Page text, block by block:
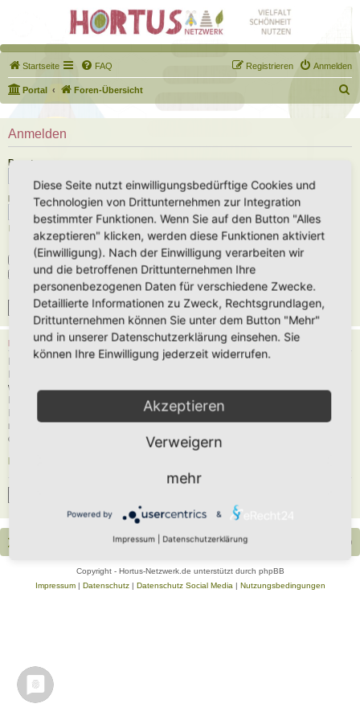
Startseite FAQ Anmelden
Registrieren
Portal Foren-Übersicht
u
h
Anmelden
Benutzername:
Passwort:
Ich habe mein Passwort vergessen
Angemeldet bleiben
Meinen Online-Status während dieser Sitzung verbergen
REGISTRIEREN
Du musst in diesem Forum registriert sein, um dich anmelden zu können. Die
weitere Funktionen zuzugreifen. Die Board-Administration kann registrierten
Benutzern auch zusätzliche Berechtigungen zuweisen. Beachte bitte unsere
Nutzungsbedingungen und die verwandten Regelungen, bevor du dich
registrierst. Bitte beachte auch die jeweiligen Forenregeln, wenn du dich in
diesem Board bewegst.
Foren-Übersicht Alle Zeiten sind UTC+02:00
Copyright - Hortus-Netzwerk.de unterstützt durch phpBB
Impressum| Datenschutz| Datenschutz Social Media Nutzungsbedingungen
Diese Seite nutzt einwilligungsbedürftige Cookies und
Technologien von Drittunternehmen zur Integration
bestimmter Funktionen. Wenn Sie auf den Button "Alles
akzeptieren" klicken, werden diese Funktionen aktiviert
(Einwilligung). Nach der Einwilligung verarbeiten wir
und die betroffenen Drittunternehmen Ihre
personenbezogenen Daten für verschiedene Zwecke.
Detaillierte Informationen zu Zweck, Rechtsgrundlagen,
Drittunternehmen können Sie unter dem Button "Mehr"
und in unserer Datenschutzerklärung einsehen. Sie
können Ihre Einwilligung jederzeit widerrufen.
Akzeptieren
Verweigern
mehr
Powered by &
Impressum Datenschutzerklärung